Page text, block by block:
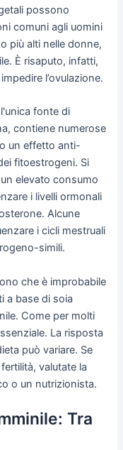
possono
comuni agli uomini
più alti nelle donne,
È risaputo, infatti,
l’ovulazione.
fonte di
contiene numerose
un effetto anti-
fitoestrogeni. Si
elevato consumo
i livelli ormonali
Alcune
i cicli mestruali
simili.
che è improbabile
a base di soia
Come per molti
La risposta
può variare. Se
valutate la
o un nutrizionista.
Tra